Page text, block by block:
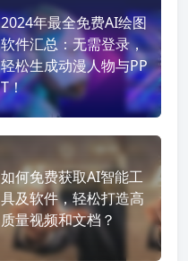
2024年最全免费AI绘图
软件汇总：无需登录，
轻松生成动漫人物与PP
T！
如何免费获取AI智能工
具及软件，轻松打造高
质量视频和文档？